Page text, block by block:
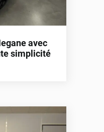
avec
simplicité